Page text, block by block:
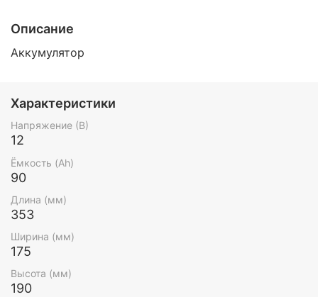
Описание
Аккумулятор
Характеристики
Напряжение (В)
12
Ёмкость (Ah)
90
Длина (мм)
353
Ширина (мм)
175
Высота (мм)
190